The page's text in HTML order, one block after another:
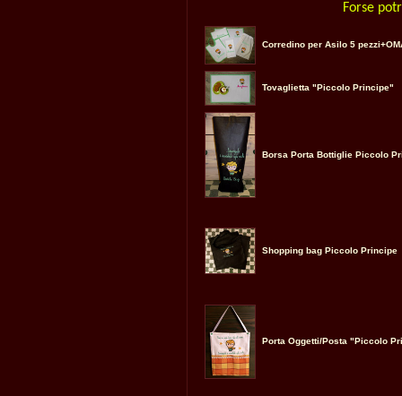
Forse
Corredino per Asilo 5
Tovaglietta "Piccolo Principe"
Borsa Porta Bottiglie Piccolo
Shopping bag Piccolo Principe
Porta Oggetti/Posta "Piccolo